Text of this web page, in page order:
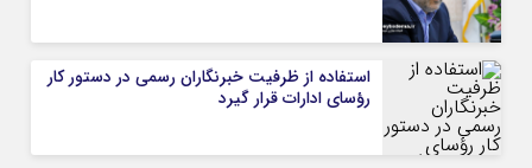
استفاده از ظرفیت خبرنگاران رسمی در دستور کار
رؤسای ادارات قرار گیرد